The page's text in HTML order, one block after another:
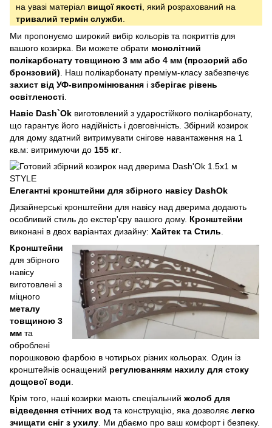
на увазі матеріал вищої якості , який розрахований на
тривалий термін служби
Ми пропонуємо широкий вибір кольорів та покриттів для
вашого козирка. Ви можете обрати монолітний
полікарбонату товщиною 3 мм або 4 мм (прозорий або
бронзовий) . Наш полікарбонату преміум-класу забезпечує
захист від УФ-випромінювання і зберігає рівень
освітленості
Навіс Dash`Ok виготовлений з ударостійкого полікарбонату,
що гарантує його надійність і довговічність. Збірний козирок
для дому здатний витримувати снігове навантаження на 1
кв.м: витримуючи до 155 кг
Елегантні кронштейни для збірного навісу DashOk
Дизайнерські кронштейни для навісу над дверима додають
особливий стиль до екстер'єру вашого дому. Кронштейни
виконані в двох варіантах дизайну: Хайтек та Стиль
Кронштейни
для збірного
навісу
виготовлені з
міцного
металу
товщиною 3
мм та
оброблені
порошковою фарбою в чотирьох різних кольорах. Один із
кронштейнів оснащений регулюванням нахилу для стоку
дощової води
Крім того, наші козирки мають спеціальний жолоб для
відведення стічних вод та конструкцію, яка дозволяє легко
зчищати сніг з ухилу . Ми дбаємо про ваш комфорт і безпеку.